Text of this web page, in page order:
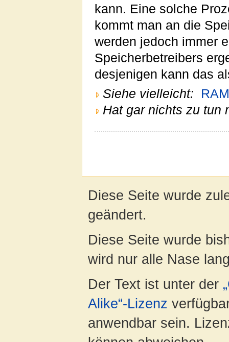
kann. Eine solche
kommt man an die
werden jedoch immer
Speicherbetreibers
desjenigen kann das
Siehe vielleicht:
RAM
Hat gar nichts zu tun
Diese Seite wurde
geändert.
Diese Seite wurde
wird nur alle Nase
Der Text ist unter der
Alike“-Lizenz
anwendbar sein.